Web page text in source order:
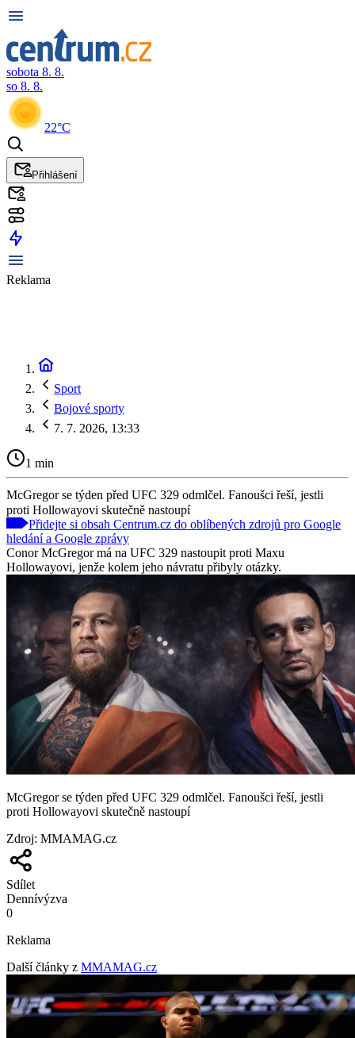
sobota 8. 8.
so 8. 8.
22°C
Přihlášení
Reklama
Sport
Bojové sporty
7. 7. 2026, 13:33
1 min
McGregor se týden před UFC 329 odmlčel. Fanoušci řeší, jestli
proti Hollowayovi skutečně nastoupí
Přidejte si obsah Centrum.cz do oblíbených zdrojů pro Google
hledání a Google zprávy
Conor McGregor má na UFC 329 nastoupit proti Maxu
Hollowayovi, jenže kolem jeho návratu přibyly otázky.
McGregor se týden před UFC 329 odmlčel. Fanoušci řeší, jestli
proti Hollowayovi skutečně nastoupí
Zdroj: MMAMAG.cz
Sdílet
Dennívýzva
0
Reklama
Další články z MMAMAG.cz